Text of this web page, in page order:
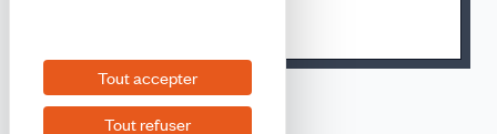
Tout accepter
Tout refuser